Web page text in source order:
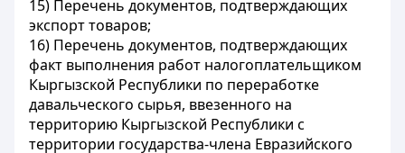
15) Перечень документов, подтверждающих
экспорт товаров;
16) Перечень документов, подтверждающих
факт выполнения работ налогоплательщиком
Кыргызской Республики по переработке
давальческого сырья, ввезенного на
территорию Кыргызской Республики с
территории государства-члена Евразийского